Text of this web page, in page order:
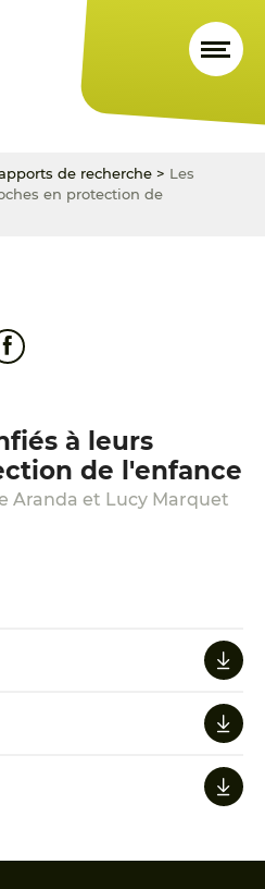
de recherche > Les
en protection de
à leurs
de l'enfance
Aranda et Lucy Marquet